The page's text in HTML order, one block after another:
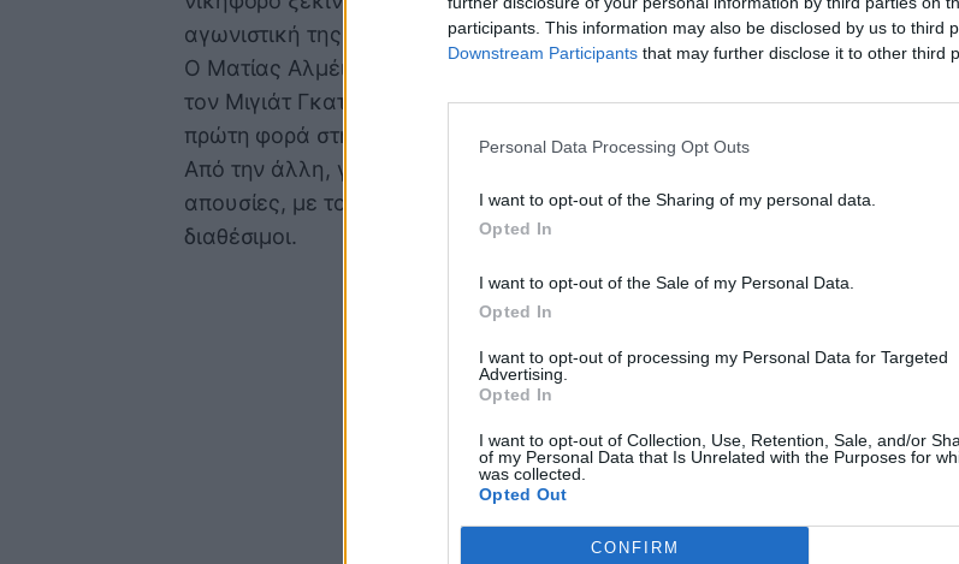
participants. This information may also be disclosed by us to third
Downstream Participants that may further disclose it to other third
Personal Data Processing Opt Outs
I want to opt-out of the Sharing of my personal data.
Opted In
I want to opt-out of the Sale of my Personal Data.
Opted In
I want to opt-out of processing my Personal Data for Targeted
Advertising.
Opted In
I want to opt-out of Collection, Use, Retention, Sale, and/or
of my Personal Data that Is Unrelated with the Purposes for
was collected.
Opted Out
CONFIRM
αγωνιστική της Super League.
Ο Ματίας Αλμέιδα έχει όλα τα «όπλα» του διαθέσιμα για την αναμέτρηση,
τον Μιγιάτ Γκατσίνοβιτς να επιστρέφει και τον Μουκουντί να καλείται για
πρώτη φορά στην αποστολή.
Από την άλλη, για τον Βόλο ο Κώστας Μπράτσος αντιμετωπίζει δυο
απουσίες, με τους τραυματίας Μπαριέντος και Μεσκίδα να μην είναι
διαθέσιμοι.